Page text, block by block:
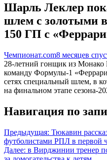
Шарль Леклер
шлем с золотыми
150 ГП с
Чемпионат.com8 месяцев
28-летний гонщик из
команду Формулы-1
сетях специальный шлем, в
на финальном этапе сезона-
Навигация по
Предыдущая: Тюкавин
футболистами РПЛ в первой
Далее: в Вирджинии тренер